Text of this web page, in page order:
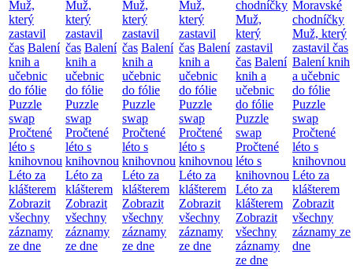
Muž,
který
zastavil
čas Balení
knih a
učebnic
do fólie
Puzzle
swap
Pročtené
léto s
knihovnou
Léto za
klášterem
Zobrazit
všechny
záznamy
ze dne
Muž,
který
zastavil
čas Balení
knih a
učebnic
do fólie
Puzzle
swap
Pročtené
léto s
knihovnou
Léto za
klášterem
Zobrazit
všechny
záznamy
ze dne
Muž,
který
zastavil
čas Balení
knih a
učebnic
do fólie
Puzzle
swap
Pročtené
léto s
knihovnou
Léto za
klášterem
Zobrazit
všechny
záznamy
ze dne
Muž,
který
zastavil
čas Balení
knih a
učebnic
do fólie
Puzzle
swap
Pročtené
léto s
knihovnou
Léto za
klášterem
Zobrazit
všechny
záznamy
ze dne
chodníčky
Muž,
který
zastavil
čas Balení
knih a
učebnic
do fólie
Puzzle
swap
Pročtené
léto s
knihovnou
Léto za
klášterem
Zobrazit
všechny
záznamy
ze dne
Moravské
chodníčky
Muž, který
zastavil čas
Balení knih
a učebnic
do fólie
Puzzle
swap
Pročtené
léto s
knihovnou
Léto za
klášterem
Zobrazit
všechny
záznamy ze
dne